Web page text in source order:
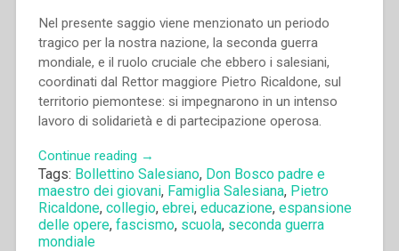
Congresso
internazionale
di
Storia
Salesiana
Roma,
23
novembre
2014””
Nel presente saggio viene menzionato un periodo
tragico per la nostra nazione, la seconda guerra
mondiale, e il ruolo cruciale che ebbero i salesiani,
coordinati dal Rettor maggiore Pietro Ricaldone, sul
territorio piemontese: si impegnarono in un intenso
lavoro di solidarietà e di partecipazione operosa.
Continue reading “Aldo
Giraudo
–
“L’apporto
dei
→
Tags: Bollettino Salesiano, Don Bosco padre e
maestro dei giovani, Famiglia Salesiana, Pietro
Ricaldone, collegio, ebrei, educazione, espansione
delle opere, fascismo, scuola, seconda guerra
mondiale